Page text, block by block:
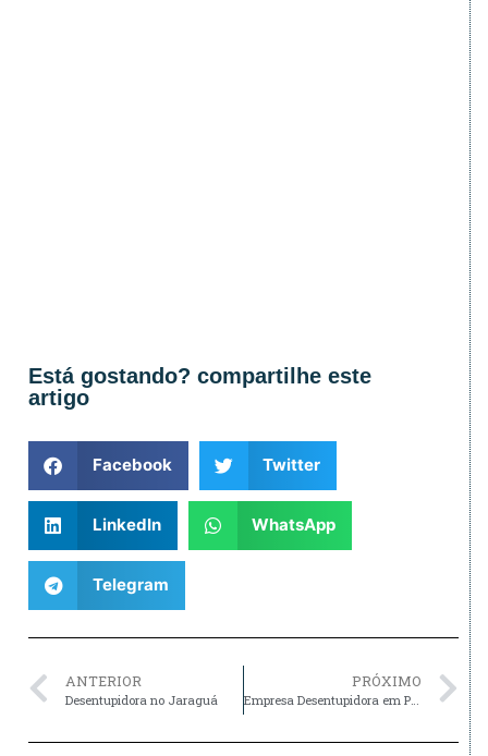
Está gostando? compartilhe este
artigo
Facebook Twitter
LinkedIn WhatsApp
Telegram
ANTERIOR
Desentupidora no Jaraguá
PRÓXIMO